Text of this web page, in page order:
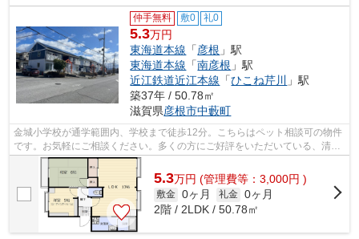
仲手無料 敷0 礼0
5.3万円
東海道本線 「彦根 」駅
東海道本線 「南彦根 」駅
近江鉄道近江本線 「ひこね芹川
」駅
築37年 / 50.78㎡
滋賀県彦根市中藪町
金城小学校が通学範囲内、学校まで徒歩12分。こちらはペット相談可の物件
です。お気軽にご相談ください。多くの方にご好評をいただいている、清潔
感のある賃貸物件です。暮らしに役立...
5.3万円 (管理費等：3,000円 )
敷金 0ヶ月 礼金 0ヶ月
2階 / 2LDK / 50.78㎡